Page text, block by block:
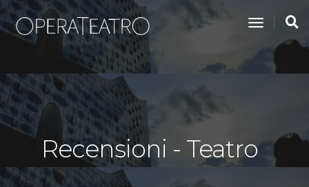
toggle
Recensioni - Teatro